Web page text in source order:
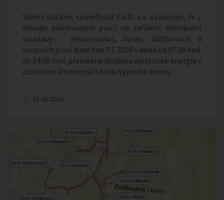
Vážení občané, společnost EG.D, a.s. oznamuje, že z
důvodu plánovaných prací na zařízení distribuční
soustavy - rekonstrukcí, oprav, údržbových a
revizních prací bude dne 7.7.2026 v době od 07:30 hod.
do 14:30 hod. přerušena dodávka elektrické energie v
části obce Podkopná Lhota. Vypnuté adresy:-…
15.06.2026